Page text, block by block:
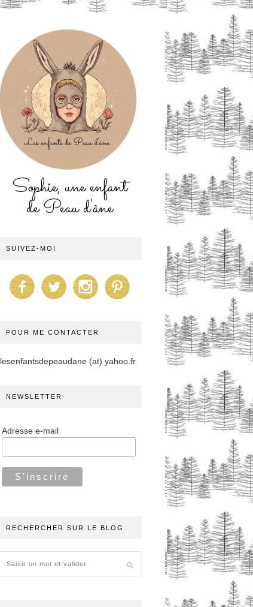
Sophie, une enfant
de Peau d'âne
SUIVEZ-MOI
POUR ME CONTACTER
lesenfantsdepeaudane (at) yahoo.fr
NEWSLETTER
Adresse e-mail
RECHERCHER SUR LE BLOG